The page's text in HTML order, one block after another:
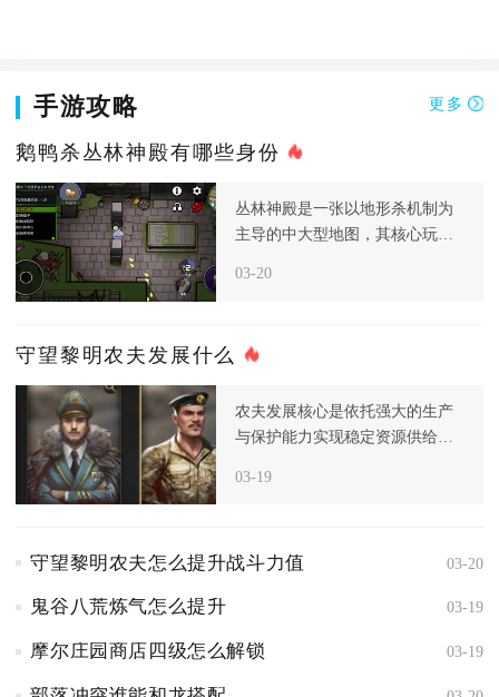
手游攻略 更多
鹅鸭杀丛林神殿有哪些身份
丛林神殿是一张以地形杀机制为
主导的中大型地图，其核心玩法
03-20
守望黎明农夫发展什么
农夫发展核心是依托强大的生产
与保护能力实现稳定资源供给，
源和食
03-19
守望黎明农夫怎么提升战斗力值 03-20
鬼谷八荒炼气怎么提升 03-19
摩尔庄园商店四级怎么解锁 03-19